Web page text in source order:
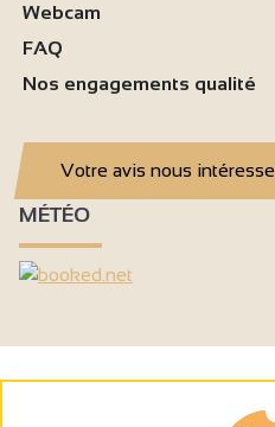
Webcam
FAQ
Nos engagements qualité
Votre avis nous intéresse
MÉTÉO